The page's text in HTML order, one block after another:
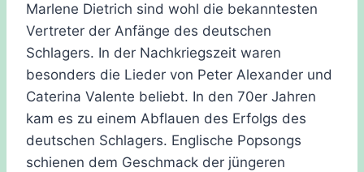
Marlene Dietrich sind wohl die bekanntesten
Vertreter der Anfänge des deutschen
Schlagers. In der Nachkriegszeit waren
besonders die Lieder von Peter Alexander und
Caterina Valente beliebt. In den 70er Jahren
kam es zu einem Abflauen des Erfolgs des
deutschen Schlagers. Englische Popsongs
schienen dem Geschmack der jüngeren